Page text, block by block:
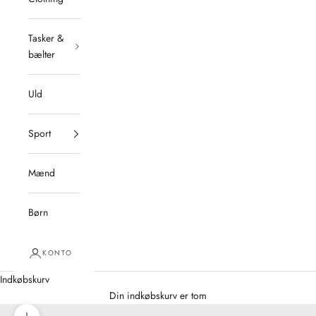
Tasker &
bælter
Uld
Sport
Mænd
Børn
KONTO
Indkøbskurv
Din indkøbskurv er tom